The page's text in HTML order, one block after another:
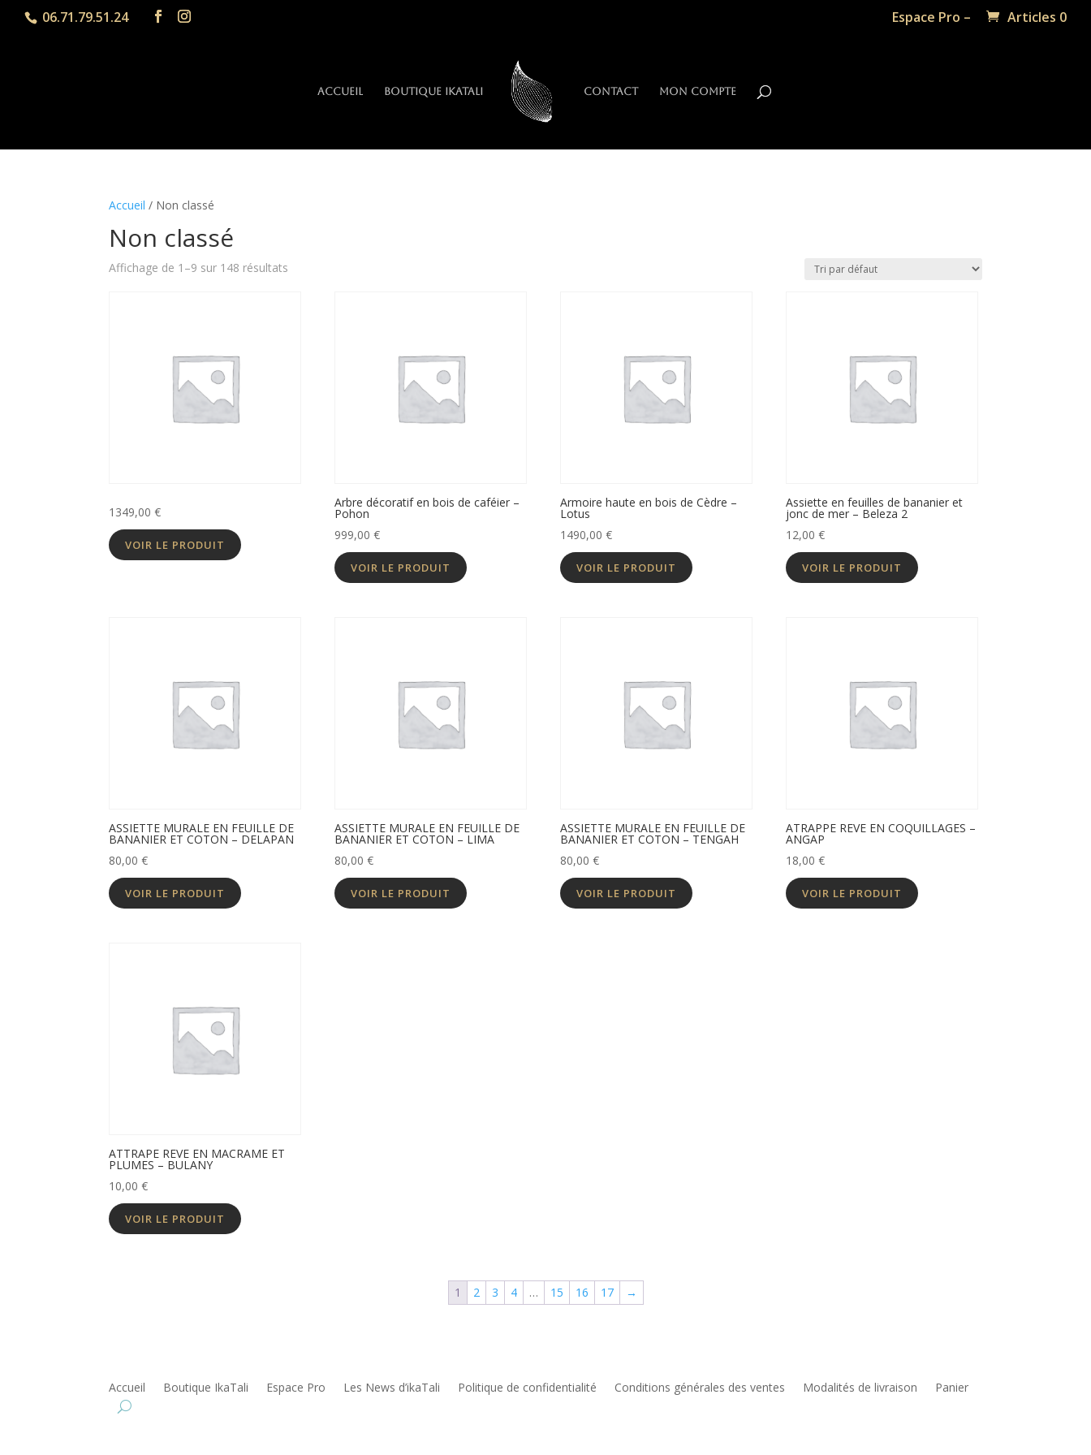
06.71.79.51.24 Espace Pro – Articles 0
Accueil Boutique IkaTali Contact Mon compte
Accueil / Non classé
Non classé
Affichage de 1–9 sur 148 résultats
1349,00€
VOIR LE PRODUIT
Arbre décoratif en bois de caféier –
Pohon
999,00€
VOIR LE PRODUIT
Armoire haute en bois de Cèdre –
Lotus
1490,00€
VOIR LE PRODUIT
Assiette en feuilles de bananier et
jonc de mer – Beleza 2
12,00€
VOIR LE PRODUIT
ASSIETTE MURALE EN FEUILLE DE
BANANIER ET COTON – DELAPAN
80,00€
VOIR LE PRODUIT
ASSIETTE MURALE EN FEUILLE DE
BANANIER ET COTON – LIMA
80,00€
VOIR LE PRODUIT
ASSIETTE MURALE EN FEUILLE DE
BANANIER ET COTON – TENGAH
80,00€
VOIR LE PRODUIT
ATRAPPE REVE EN COQUILLAGES –
ANGAP
18,00€
VOIR LE PRODUIT
ATTRAPE REVE EN MACRAME ET
PLUMES – BULANY
10,00€
VOIR LE PRODUIT
1 2 3 4 … 15 16 17 →
Accueil Boutique IkaTali Espace Pro Les News d’ikaTali Politique de confidentialité Conditions générales des ventes Modalités de livraison Panier